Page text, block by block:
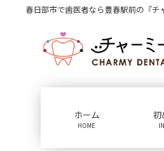
春日部市で歯医者なら豊春駅前の『チ
ホーム
HOME
初